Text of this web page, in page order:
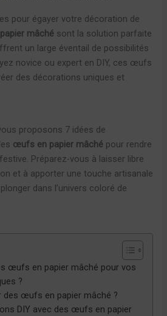
pour égayer votre décoration de
mâché sont la solution parfaite
un large éventail de possibilités
novice ou expert en DIY, ces œufs
des décorations uniques et
proposons 7 idées de
œufs en papier mâché pour rendre
Préparez-vous à laisser libre
et à apporter une touche artisanale
dans l’univers coloré de
œufs en papier mâché pour vos
?
des œufs en papier mâché ?
DIY avec des œufs en papier